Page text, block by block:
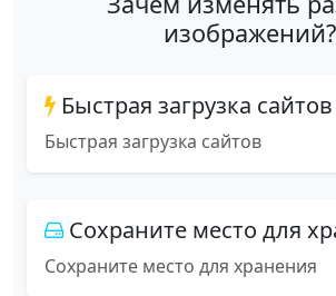
изображений?
Быстрая загрузка сайтов
Быстрая загрузка сайтов
Сохраните место для
Сохраните место для хранения